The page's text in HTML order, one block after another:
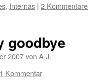
, Internas | 2 Kommentare
goodbye
2007von A.J.
1 Kommentar